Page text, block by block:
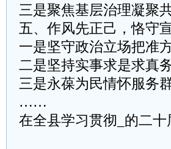
三是聚焦基层治理凝聚
五、作风先正己，恪守
一是坚守政治立场把准
二是坚持实事求是求真
三是永葆为民情怀服务
……
在全县学习贯彻_的二